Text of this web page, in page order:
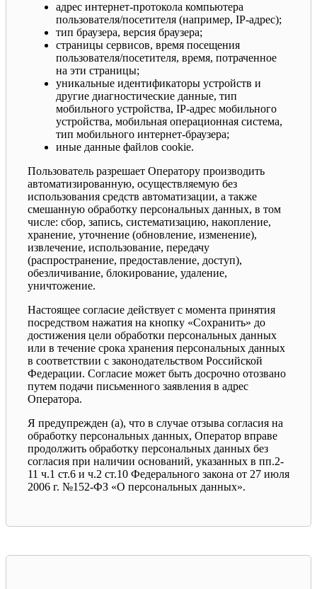
адрес интернет-протокола компьютера
пользователя/посетителя (например, IP-адрес);
тип браузера, версия браузера;
страницы сервисов, время посещения
пользователя/посетителя, время, потраченное
на эти страницы;
уникальные идентификаторы устройств и
другие диагностические данные, тип
мобильного устройства, IP-адрес мобильного
устройства, мобильная операционная система,
тип мобильного интернет-браузера;
иные данные файлов cookie.
Пользователь разрешает Оператору производить
автоматизированную, осуществляемую без
использования средств автоматизации, а также
смешанную обработку персональных данных, в том
числе: сбор, запись, систематизацию, накопление,
хранение, уточнение (обновление, изменение),
извлечение, использование, передачу
(распространение, предоставление, доступ),
обезличивание, блокирование, удаление,
уничтожение.
Настоящее согласие действует с момента принятия
посредством нажатия на кнопку «Сохранить» до
достижения цели обработки персональных данных
или в течение срока хранения персональных данных
в соответствии с законодательством Российской
Федерации. Согласие может быть досрочно отозвано
путем подачи письменного заявления в адрес
Оператора.
Я предупрежден (а), что в случае отзыва согласия на
обработку персональных данных, Оператор вправе
продолжить обработку персональных данных без
согласия при наличии оснований, указанных в пп.2-
11 ч.1 ст.6 и ч.2 ст.10 Федерального закона от 27 июля
2006 г. №152-ФЗ «О персональных данных».